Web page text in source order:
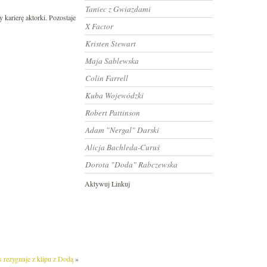
karierę aktorki. Pozostaje
rezygnuje z klipu z Dodą»
Taniec z Gwiazdami
X Factor
Kristen Stewart
Maja Sablewska
Colin Farrell
Kuba Wojewódzki
Robert Pattinson
Adam "Nergal" Darski
Alicja Bachleda-Curuś
Dorota "Doda" Rabczewska
Aktywuj Linkuj